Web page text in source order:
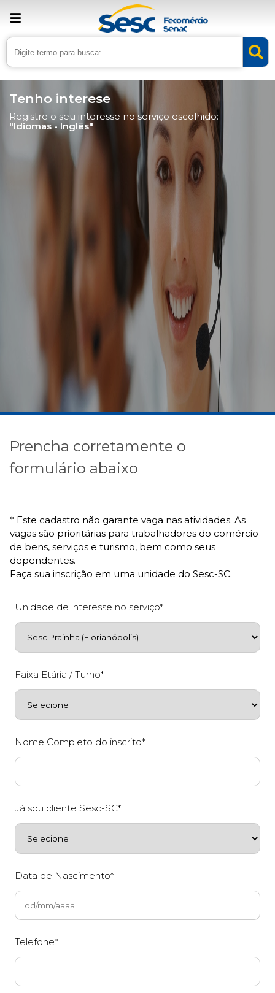
Tenho interese
Registre o seu interesse no serviço escolhido:
"Idiomas - Inglês"
Prencha corretamente o
formulário abaixo
* Este cadastro não garante vaga nas atividades. As
vagas são prioritárias para trabalhadores do comércio
de bens, serviços e turismo, bem como seus
dependentes.
Faça sua inscrição em uma unidade do Sesc-SC.
Unidade de interesse no serviço*
Faixa Etária / Turno*
Nome Completo do inscrito*
Já sou cliente Sesc-SC*
Data de Nascimento*
Telefone*